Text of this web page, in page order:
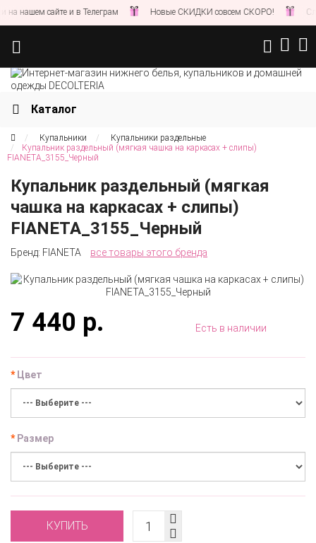
нашем сайте и в Телеграм Новые СКИДКИ совсем СКОРО!
Каталог
Купальники
Купальники раздельные
Купальник раздельный (мягкая чашка на каркасах + слипы)
FIANETA_3155_Черный
Купальник раздельный (мягкая
чашка на каркасах + слипы)
FIANETA_3155_Черный
Бренд: FIANETA все товары этого бренда
7 440 р. Есть в наличии
Цвет
Размер
КУПИТЬ